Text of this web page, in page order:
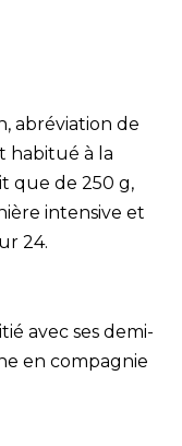
abréviation de
habitué à la
que de 250 g,
intensive et
24.
avec ses demi-
en compagnie